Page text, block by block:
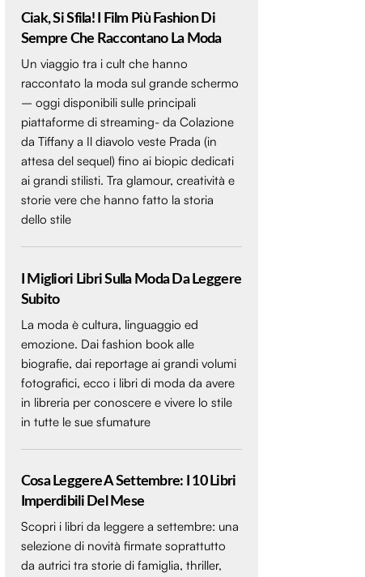
Ciak, Si Sfila! I Film Più Fashion Di
Sempre Che Raccontano La Moda
Un viaggio tra i cult che hanno
raccontato la moda sul grande schermo
– oggi disponibili sulle principali
piattaforme di streaming- da Colazione
da Tiffany a Il diavolo veste Prada (in
attesa del sequel) fino ai biopic dedicati
ai grandi stilisti. Tra glamour, creatività e
storie vere che hanno fatto la storia
dello stile
I Migliori Libri Sulla Moda Da Leggere
Subito
La moda è cultura, linguaggio ed
emozione. Dai fashion book alle
biografie, dai reportage ai grandi volumi
fotografici, ecco i libri di moda da avere
in libreria per conoscere e vivere lo stile
in tutte le sue sfumature
Cosa Leggere A Settembre: I 10 Libri
Imperdibili Del Mese
Scopri i libri da leggere a settembre: una
selezione di novità firmate soprattutto
da autrici tra storie di famiglia, thriller,